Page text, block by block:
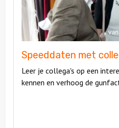
Speeddaten met
Leer je collega's op een
kennen en verhoog de